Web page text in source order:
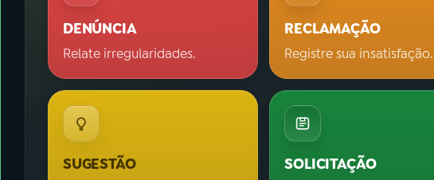
DENÚNCIA
Relate irregularidades.
RECLAMAÇÃO
Registre sua insatisfação.
SUGESTÃO SOLICITAÇÃO